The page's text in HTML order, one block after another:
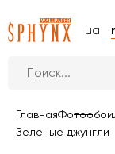
ua
ГлавнаяФотообои
Зеленые джунгли